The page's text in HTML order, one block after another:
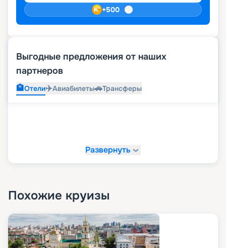
+500
Выгодные предложения от наших
партнеров
🏨Отели✈️Авиабилеты🚗Трансферы
Развернуть
Похожие круизы